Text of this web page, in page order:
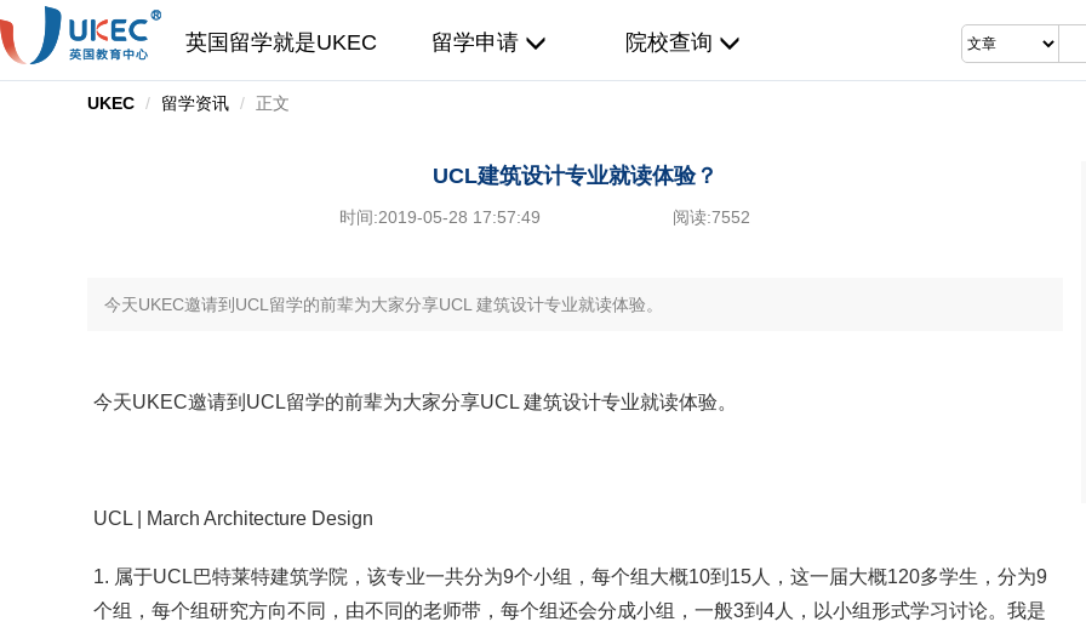
英国留学就是UKEC 留学申请 院校查询
UKEC 留学资讯 正文
UCL建筑设计专业就读体验？
时间:2019-05-28 17:57:49 阅读:7552
今天UKEC邀请到UCL留学的前辈为大家分享UCL 建筑设计专业就读体验。
今天UKEC邀请到UCL留学的前辈为大家分享UCL 建筑设计专业就读体验。
UCL | March Architecture Design
1. 属于UCL巴特莱特建筑学院，该专业一共分为9个小组，每个组大概10到15人，这一届大概120多学生，分为9
个组，每个组研究方向不同，由不同的老师带，每个组还会分成小组，一般3到4人，以小组形式学习讨论。我是